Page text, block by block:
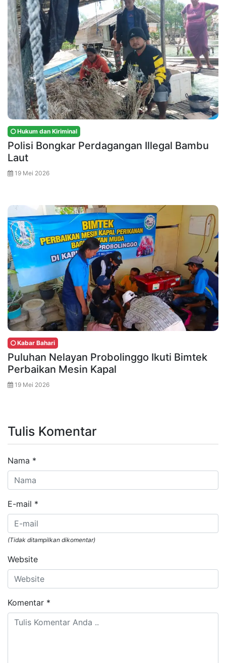
Hukum dan Kiriminal
Polisi Bongkar Perdagangan Illegal Bambu
Laut
19 Mei 2026
Kabar Bahari
Puluhan Nelayan Probolinggo Ikuti Bimtek
Perbaikan Mesin Kapal
19 Mei 2026
Tulis Komentar
Nama *
E-mail *
(Tidak ditampilkan dikomentar)
Website
Komentar *